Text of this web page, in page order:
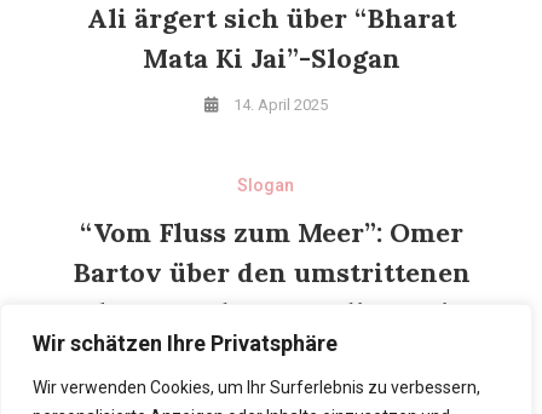
Wir schätzen Ihre Privatsphäre
Wir verwenden Cookies, um Ihr Surferlebnis zu verbessern,
Ali ärgert sich über “Bharat
Mata Ki Jai”-Slogan
14. April 2025
Slogan
“Vom Fluss zum Meer”: Omer
Bartov über den umstrittenen
Slogan und warum die Zwei-
Staaten-Lösung nicht
realisierbar ist